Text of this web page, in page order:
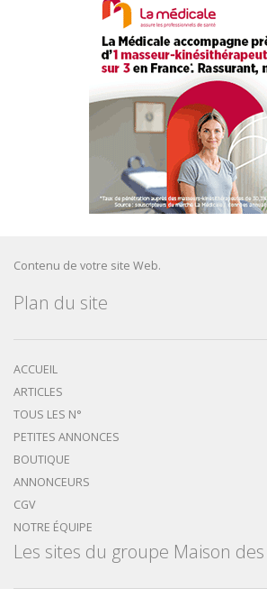
Contenu de votre site Web.
Plan du site
ACCUEIL
ARTICLES
TOUS LES N°
PETITES ANNONCES
BOUTIQUE
ANNONCEURS
CGV
NOTRE ÉQUIPE
Les sites du groupe Maison